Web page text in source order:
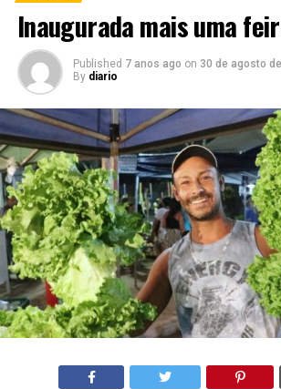
Inaugurada mais uma
Published 7 anos ago on 30 de agosto
By diario